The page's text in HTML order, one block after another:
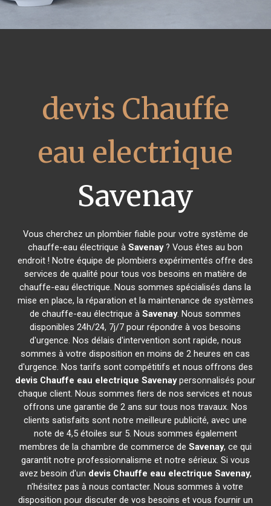
devis Chauffe
eau electrique
Savenay
Vous cherchez un plombier fiable pour votre système de
chauffe-eau électrique àSavenay? Vous êtes au bon
endroit ! Notre équipe de plombiers expérimentés offre des
services de qualité pour tous vos besoins en matière de
chauffe-eau électrique. Nous sommes spécialisés dans la
mise en place, la réparation et la maintenance de systèmes
de chauffe-eau électrique àSavenay. Nous sommes
disponibles 24h/24, 7j/7 pour répondre à vos besoins
d'urgence. Nos délais d'intervention sont rapide, nous
sommes à votre disposition en moins de 2 heures en cas
d'urgence. Nos tarifs sont compétitifs et nous offrons des
devis Chauffe eau electrique Savenaypersonnalisés pour
chaque client. Nous sommes fiers de nos services et nous
offrons une garantie de 2 ans sur tous nos travaux. Nos
clients satisfaits sont notre meilleure publicité, avec une
note de 4,5 étoiles sur 5. Nous sommes également
membres de la chambre de commerce de Savenay, ce qui
garantit notre professionnalisme et notre sérieux. Si vous
avez besoin d'un devis Chauffe eau electrique Savenay,
n'hésitez pas à nous contacter. Nous sommes à votre
disposition pour discuter de vos besoins et vous fournir un